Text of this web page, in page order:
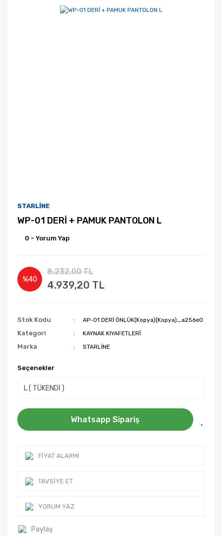
STARLİNE
WP-01 DERİ + PAMUK PANTOLON L
0 - Yorum Yap
%40
8.232,00 TL
4.939,20 TL
Stok Kodu AP-01 DERİ ÖNLÜK(Kopya)(Kopya)_a256e0
Kategori KAYNAK KIYAFETLERİ
Marka STARLİNE
Seçenekler
Whatsapp Sipariş
FIYAT ALARMI
TAVSIYE ET
YORUM YAZ
Paylaş